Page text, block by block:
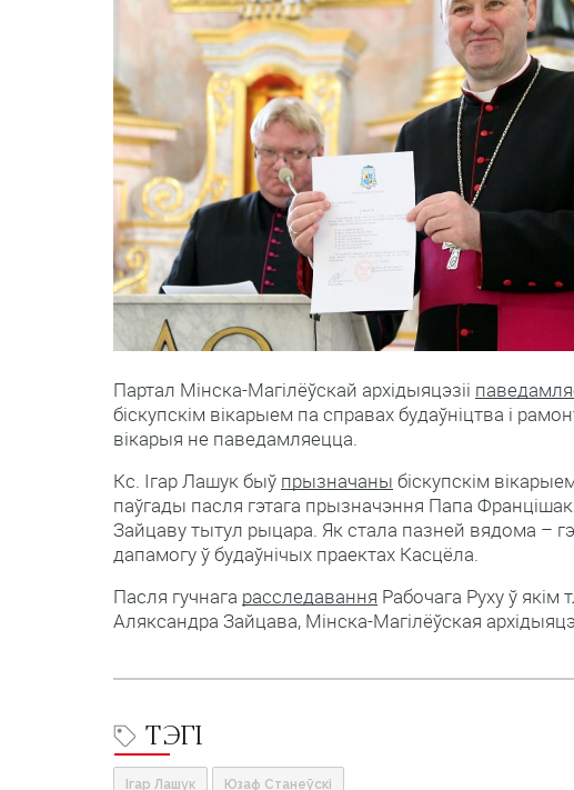
Партал Мінска-Магілёўскай архідыяцэзіі
біскупскім вікарыем па справах будаўніцтва і
вікарыя не паведамляецца.
Кс. Ігар Лашук быў прызначаны біскупскім
паўгады пасля гэтага прызначэння Папа
Зайцаву тытул рыцара. Як стала пазней вядома –
дапамогу ў будаўнічых праектах Касцёла.
Пасля гучнага расследавання Рабочага Руху ў якім
Аляксандра Зайцава, Мінска-Магілёўская
ТЭГІ
Ігар Лашук Юзаф Станеўскі